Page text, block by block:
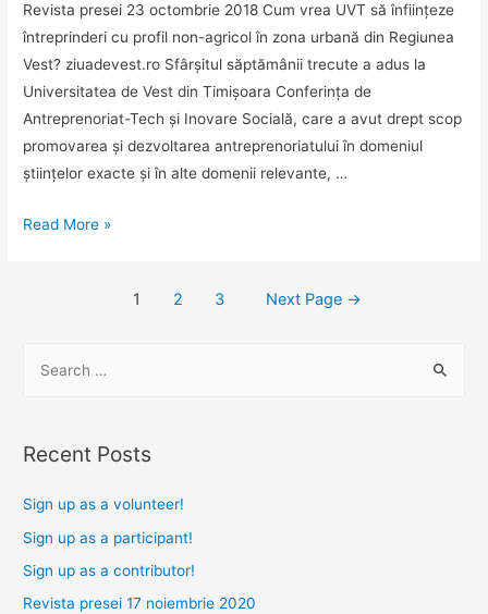
Internaționale
de
Arte
Miniaturale
Revista presei 23 octombrie 2018 Cum vrea UVT să înființeze
întreprinderi cu profil non-agricol în zona urbană din Regiunea
Vest? ziuadevest.ro Sfârșitul săptămânii trecute a adus la
Universitatea de Vest din Timișoara Conferința de
Antreprenoriat-Tech și Inovare Socială, care a avut drept scop
promovarea și dezvoltarea antreprenoriatului în domeniul
științelor exacte și în alte domenii relevante, …
Revista
Read More »
1 2 3 Next Page →
r
h
f
o
Recent Posts
Sign up as a volunteer!
Sign up as a participant!
Sign up as a contributor!
Revista presei 17 noiembrie 2020